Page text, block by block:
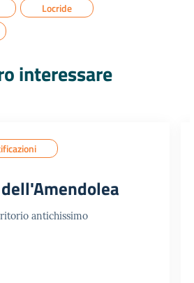
Locride
interessare
antichissimo